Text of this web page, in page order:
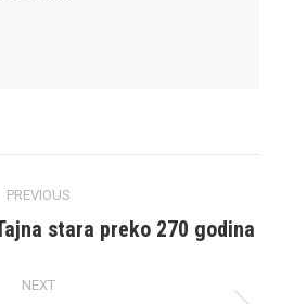
PREVIOUS
Previous
stara preko 270 godina
NEXT